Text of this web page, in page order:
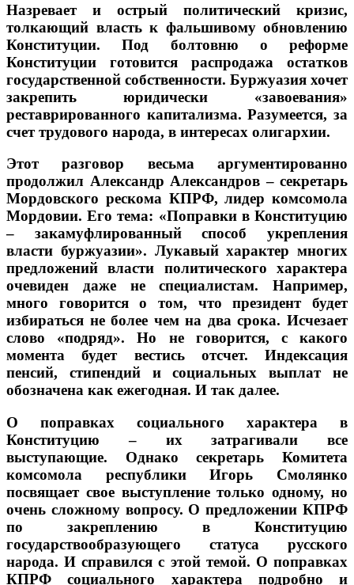
Назревает и острый политический кризис,
толкающий власть к фальшивому обновлению
Конституции. Под болтовню о реформе
Конституции готовится распродажа остатков
государственной собственности. Буржуазия хочет
закрепить юридически «завоевания»
реставрированного капитализма. Разумеется, за
счет трудового народа, в интересах олигархии.
Этот разговор весьма аргументированно
продолжил Александр Александров – секретарь
Мордовского рескома КПРФ, лидер комсомола
Мордовии. Его тема: «Поправки в Конституцию
– закамуфлированный способ укрепления
власти буржуазии». Лукавый характер многих
предложений власти политического характера
очевиден даже не специалистам. Например,
много говорится о том, что президент будет
избираться не более чем на два срока. Исчезает
слово «подряд». Но не говорится, с какого
момента будет вестись отсчет. Индексация
пенсий, стипендий и социальных выплат не
обозначена как ежегодная. И так далее.
О поправках социального характера в
Конституцию – их затрагивали все
выступающие. Однако секретарь Комитета
комсомола республики Игорь Смолянко
посвящает свое выступление только одному, но
очень сложному вопросу. О предложении КПРФ
по закреплению в Конституцию
государствообразующего статуса русского
народа. И справился с этой темой. О поправках
КПРФ социального характера подробно и